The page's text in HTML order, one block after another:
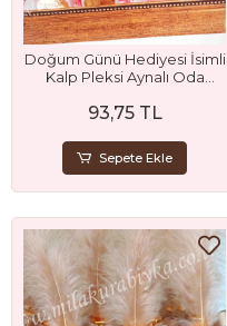
Doğum Günü Hediyesi İsimli
Kalp Pleksi Aynalı Oda
93,75 TL
Sepete Ekle